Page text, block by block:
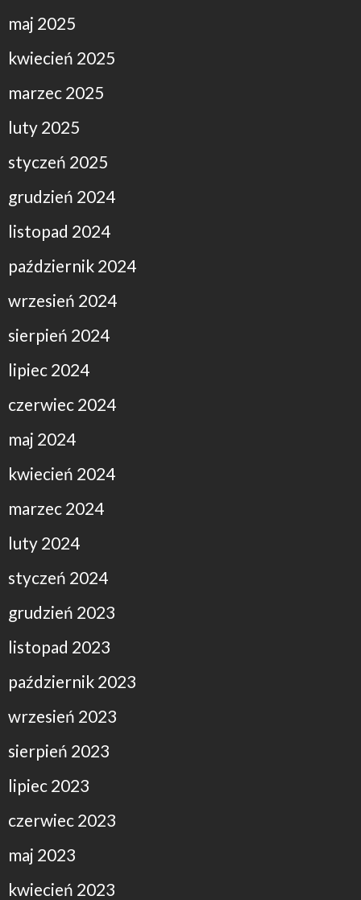
maj 2025
kwiecień 2025
marzec 2025
luty 2025
styczeń 2025
grudzień 2024
listopad 2024
październik 2024
wrzesień 2024
sierpień 2024
lipiec 2024
czerwiec 2024
maj 2024
kwiecień 2024
marzec 2024
luty 2024
styczeń 2024
grudzień 2023
listopad 2023
październik 2023
wrzesień 2023
sierpień 2023
lipiec 2023
czerwiec 2023
maj 2023
kwiecień 2023